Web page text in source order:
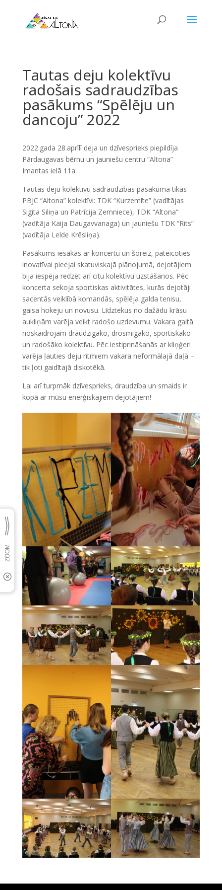
Tautas deju kolektīvu
radošais sadraudzības
pasākums “Spēlēju un
dancoju” 2022
2022.gada 28.aprīlī deja un dzīvesprieks piepildīja
Pārdaugavas bērnu un jauniešu centru “Altona”
Imantas ielā 11a.
Tautas deju kolektīvu sadraudzības pasākumā tikās
PBJC “Altona” kolektīvi: TDK “Kurzemīte” (vadītājas
Sigita Siliņa un Patrīcija Zemniece), TDK “Altona”
(vadītāja Kaija Daugavvanaga) un jauniešu TDK “Rits”
(vadītāja Lelde Krēsliņa).
Pasākums iesākās ar koncertu un šoreiz, pateicoties
inovatīvai pieejai skatuviskajā plānojumā, dejotājiem
bija iespēja redzēt arī citu kolektīvu uzstāšanos. Pēc
koncerta sekoja sportiskas aktivitātes, kurās dejotāji
sacentās veiklībā komandās, spēlēja galda tenisu,
gaisa hokeju un novusu. Līdztekus no dažādu krāsu
aukliņām varēja veikt radošo uzdevumu. Vakara gaitā
noskaidrojām draudzīgāko, drosmīgāko, sportiskāko
un radošāko kolektīvu. Pēc iestiprināšanās ar kliņģeri
varēja ļauties deju ritmiem vakara neformālajā daļā –
tik ļoti gaidītajā diskotēkā.
Lai arī turpmāk dzīvesprieks, draudzība un smaids ir
kopā ar mūsu enerģiskajiem dejotājiem!